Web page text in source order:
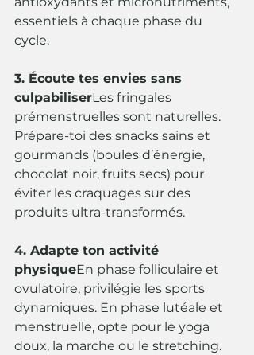
essentiels à chaque phase du
cycle.
3. Écoute tes envies sans
culpabiliserLes fringales
prémenstruelles sont naturelles.
Prépare-toi des snacks sains et
gourmands (boules d’énergie,
chocolat noir, fruits secs) pour
éviter les craquages sur des
produits ultra-transformés.
4. Adapte ton activité
physiqueEn phase folliculaire et
ovulatoire, privilégie les sports
dynamiques. En phase lutéale et
menstruelle, opte pour le yoga
doux, la marche ou le stretching.